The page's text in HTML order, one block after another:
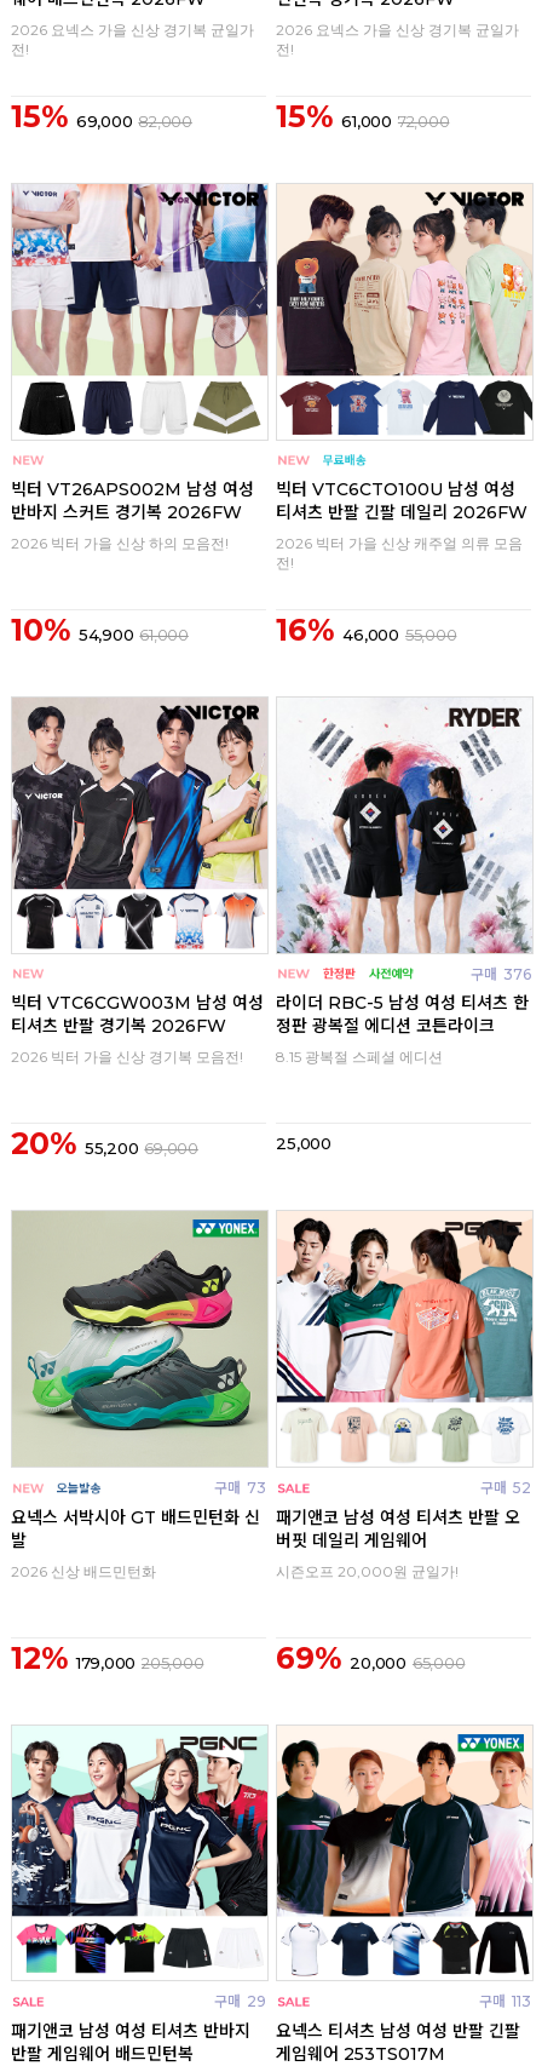
2026 요넥스 가을 신상 경기복 균일가
전!
15% 69,000 82,000
2026 요넥스 가을 신상 경기복 균일가
전!
15% 61,000 72,000
빅터 VT26APS002M 남성 여성
반바지 스커트 경기복 2026FW
2026 빅터 가을 신상 하의 모음전!
10% 54,900 61,000
빅터 VTC6CTO100U 남성 여성
티셔츠 반팔 긴팔 데일리 2026FW
2026 빅터 가을 신상 캐주얼 의류 모음
전!
16% 46,000 55,000
빅터 VTC6CGW003M 남성 여성
티셔츠 반팔 경기복 2026FW
2026 빅터 가을 신상 경기복 모음전!
20% 55,200 69,000
구매 376
라이더 RBC-5 남성 여성 티셔츠 한
정판 광복절 에디션 코튼라이크
8.15 광복절 스페셜 에디션
25,000
구매 73
요넥스 서박시아 GT 배드민턴화 신
발
2026 신상 배드민턴화
12% 179,000 205,000
구매 52
패기앤코 남성 여성 티셔츠 반팔 오
버핏 데일리 게임웨어
시즌오프 20,000원 균일가!
69% 20,000 65,000
구매 29
패기앤코 남성 여성 티셔츠 반바지
반팔 게임웨어 배드민턴복
구매 113
요넥스 티셔츠 남성 여성 반팔 긴팔
게임웨어 253TS017M